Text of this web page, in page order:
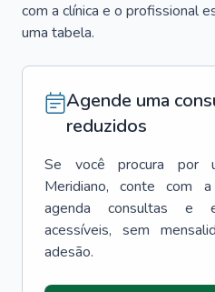
com a clínica e o profissional
uma tabela.
Agende uma
reduzidos
Se você procura por
Meridiano, conte com a
agenda consultas e
acessíveis, sem
adesão.